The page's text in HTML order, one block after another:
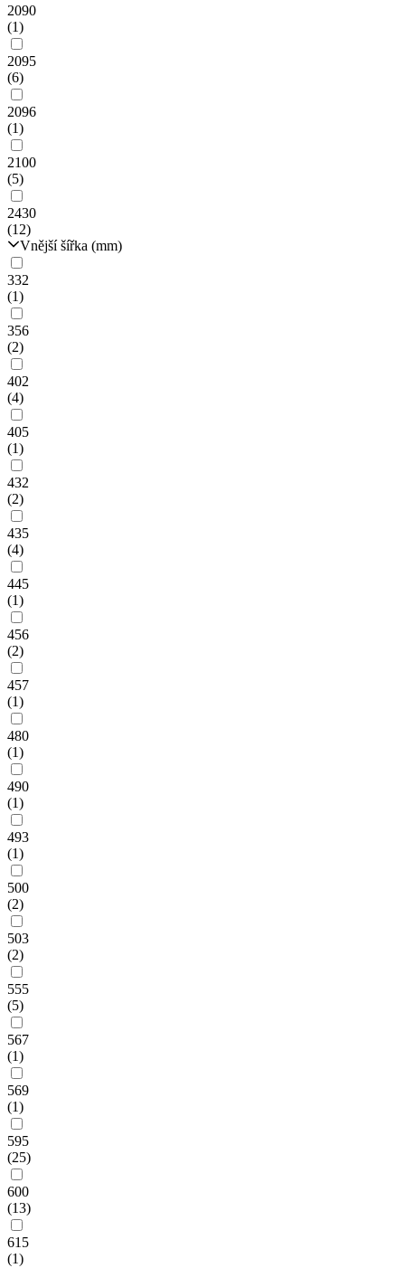
2090
(1)
2095
(6)
2096
(1)
2100
(5)
2430
(12)
Vnější šířka (mm)
332
(1)
356
(2)
402
(4)
405
(1)
432
(2)
435
(4)
445
(1)
456
(2)
457
(1)
480
(1)
490
(1)
493
(1)
500
(2)
503
(2)
555
(5)
567
(1)
569
(1)
595
(25)
600
(13)
615
(1)